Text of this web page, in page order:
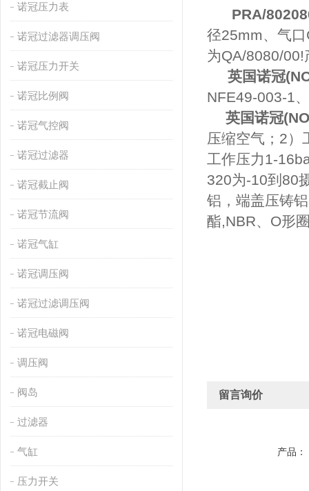
诺冠压力表
诺冠过滤器调压阀
诺冠压力开关
诺冠比例阀
诺冠气控阀
诺冠过滤器
诺冠截止阀
诺冠节流阀
诺冠气缸
诺冠调压阀
诺冠过滤调压阀
诺冠电磁阀
调压阀
阀岛
过滤器
气缸
压力开关
PRA/
径25mm、气
为QA/8080/00!
英国诺冠
NFE49-003-1
英国诺冠
压缩空气；2）
工作压力1-
320为-10到80
铝，端盖压铸
酯,NBR、O形
留言询价
产品：